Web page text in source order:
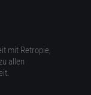
mit Retropie,
allen